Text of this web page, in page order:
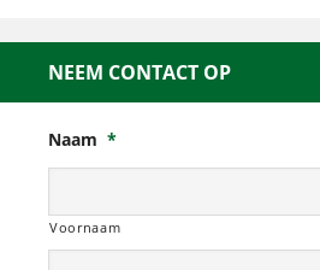
NEEM CONTACT OP
Naam *
Voornaam